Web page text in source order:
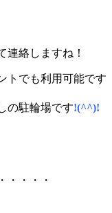
連絡しますね！
トでも利用可能です
の駐輪場です!(^^)!
・・・・